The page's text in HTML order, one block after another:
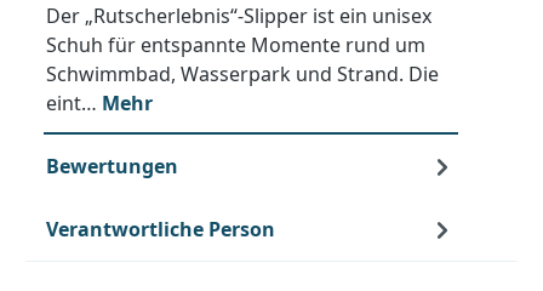
Der „Rutscherlebnis“-Slipper ist ein unisex
Schuh für entspannte Momente rund um
Schwimmbad, Wasserpark und Strand. Die
eint… Mehr
Bewertungen
Verantwortliche Person